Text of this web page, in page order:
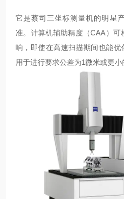
它是蔡司三坐标测量机的明星
准。计算机辅助精度（CAA）可
响，即使在高速扫描期间也能
用于进行要求公差为1微米或更小